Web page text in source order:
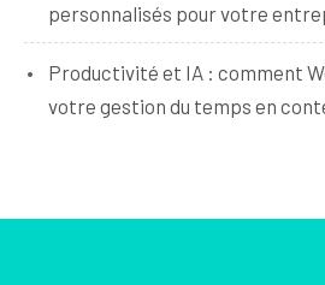
personnalisés pour votre
Productivité et IA : comment
votre gestion du temps en